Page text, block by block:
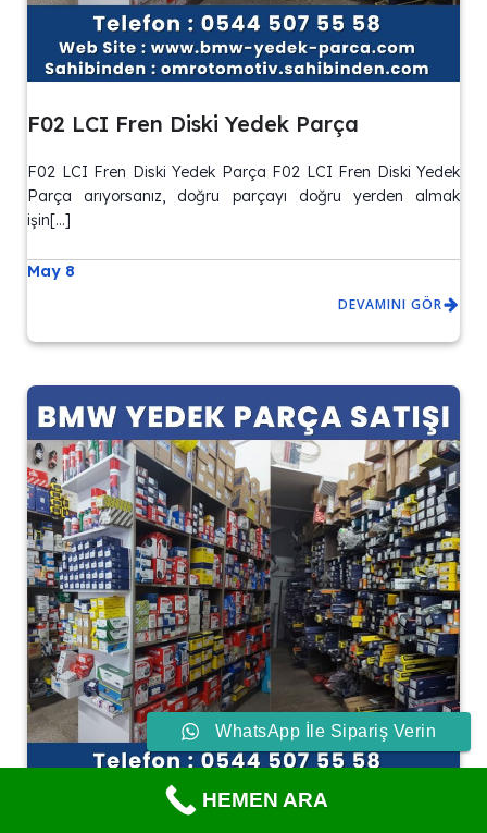
F02 LCI Fren Diski Yedek Parça
F02 LCI Fren Diski Yedek Parça F02 LCI Fren Diski Yedek
Parça arıyorsanız, doğru parçayı doğru yerden almak
işin[…]
May 8
DEVAMINI GÖR
WhatsApp İle Sipariş Verin
HEMEN ARA